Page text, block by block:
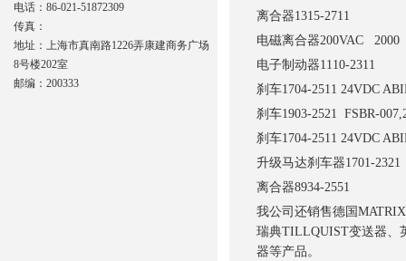
离合器1315-2711
电磁离合器200VAC
电子制动器1110-2311
刹车1704-2511 24VDC
刹车1903-2521 FSBR-
刹车1704-2511 24VDC
升级马达刹车器1701-2321
离合器8934-2551
我公司还销售德国
瑞典TILLQUIST变送器、
器等产品。
电话：86-021-51872309
传真：
地址：上海市真南路1226弄康建商务广场
8号楼202室
邮编：200333